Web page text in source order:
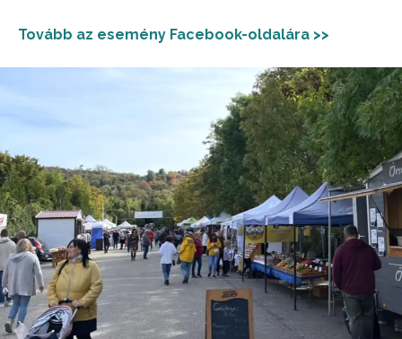
Tovább az esemény Facebook-oldalára >>